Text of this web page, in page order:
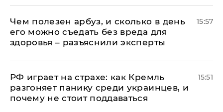
Чем полезен арбуз, и сколько в день
его можно съедать без вреда для
здоровья – разъяснили эксперты
15:57
РФ играет на страхе: как Кремль
разгоняет панику среди украинцев, и
почему не стоит поддаваться
15:51